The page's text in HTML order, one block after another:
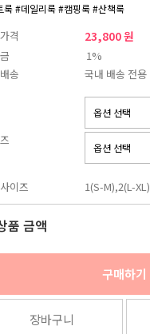
룩 #데일리룩 #캠핑룩 #산책룩
격 23,800 원
1%
송
국내 배송 전용
이즈 1(S-M),2(L-XL)
품 금액
구매하기
장바구니